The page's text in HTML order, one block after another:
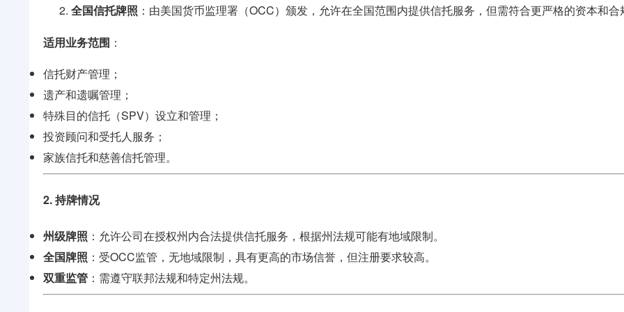
全国信托牌照 ：由美国货币监理署（OCC）颁发，允许在全国范围内提供信托服务，但需符合更严格的资本和合
适用业务范围 ：
信托财产管理；
遗产和遗嘱管理；
特殊目的信托（SPV）设立和管理；
投资顾问和受托人服务；
家族信托和慈善信托管理。
2. 持牌情况
州级牌照 ：允许公司在授权州内合法提供信托服务，根据州法规可能有地域限制。
全国牌照 ：受OCC监管，无地域限制，具有更高的市场信誉，但注册要求较高。
双重监管 ：需遵守联邦法规和特定州法规。